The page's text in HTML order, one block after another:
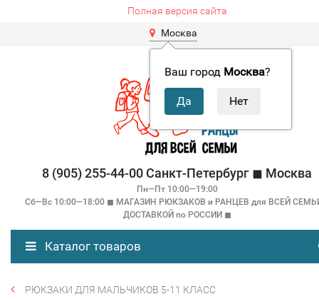
Полная версия сайта
Москва
Ваш город Москва?
8 (905) 255-44-00 Санкт-Петербург ◼ Москва
Пн—Пт 10:00—19:00
Сб—Вс 10:00—18:00 ◼ МАГАЗИН РЮКЗАКОВ и РАНЦЕВ для ВСЕЙ
ДОСТАВКОЙ по РОССИИ ◼
Каталог товаров
РЮКЗАКИ ДЛЯ МАЛЬЧИКОВ 5-11 КЛАСС